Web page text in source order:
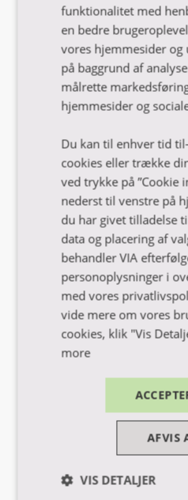
Få hjælp til dit
Find inspiration i vores
Få hjælp til
Ring, mail eller chat
funktionalitet med
en bedre
vores hjemmesider og
på baggrund af
målrette
hjemmesider og
Du kan til enhver tid
cookies eller trække
ved trykke på ”Cookie
nederst til venstre på
du har givet tilladelse
data og placering af
behandler VIA
personoplysninger i
med vores
vide mere om vores
cookies, klik "Vis
more
AFVIS
VIS DETALJER